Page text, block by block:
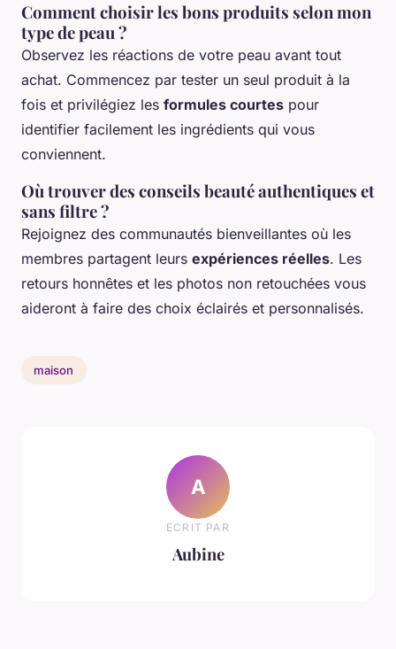
Comment choisir les bons produits selon mon
type de peau ?
Observez les réactions de votre peau avant tout
achat. Commencez par tester un seul produit à la
fois et privilégiez les formules courtes pour
identifier facilement les ingrédients qui vous
conviennent.
Où trouver des conseils beauté authentiques et
sans filtre ?
Rejoignez des communautés bienveillantes où les
membres partagent leurs expériences réelles. Les
retours honnêtes et les photos non retouchées vous
aideront à faire des choix éclairés et personnalisés.
maison
A
ECRIT PAR
Aubine